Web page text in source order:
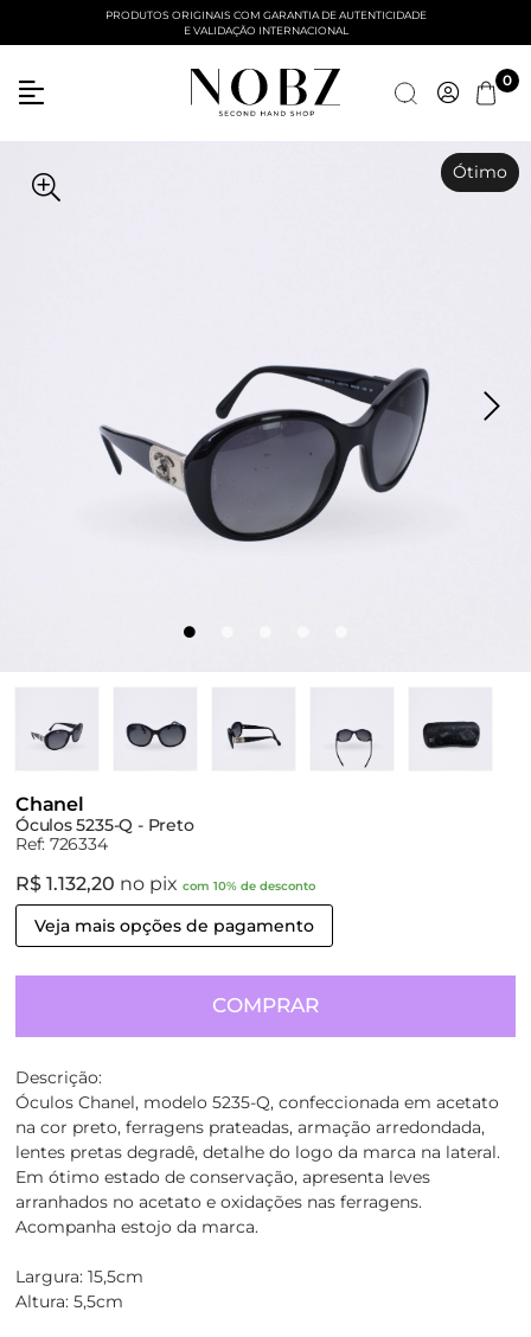
PRODUTOS ORIGINAIS COM GARANTIA DE AUTENTICIDADE
E VALIDAÇÃO INTERNACIONAL
0
Ótimo
Chanel
Óculos 5235-Q - Preto
Ref: 726334
R$ 1.132,20 no pix com 10% de desconto
Veja mais opções de pagamento
COMPRAR
Descrição:
Óculos Chanel, modelo 5235-Q, confeccionada em acetato
na cor preto, ferragens prateadas, armação arredondada,
lentes pretas degradê, detalhe do logo da marca na lateral.
Em ótimo estado de conservação, apresenta leves
arranhados no acetato e oxidações nas ferragens.
Acompanha estojo da marca.
Largura: 15,5cm
Altura: 5,5cm